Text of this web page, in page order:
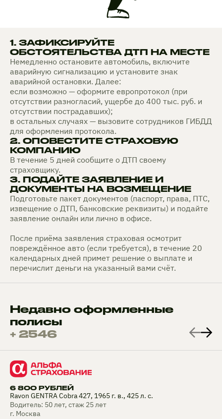
1. ЗАФИКСИРУЙТЕ
ОБСТОЯТЕЛЬСТВА ДТП НА МЕСТЕ
Немедленно остановите автомобиль, включите
аварийную сигнализацию и установите знак
аварийной остановки. Далее:
если возможно — оформите европротокол (при
отсутствии разногласий, ущербе до 400 тыс. руб. и
отсутствии пострадавших);
в остальных случаях — вызовите сотрудников ГИБДД
для оформления протокола.
2. ОПОВЕСТИТЕ СТРАХОВУЮ
КОМПАНИЮ
В течение 5 дней сообщите о ДТП своему
страховщику.
3. ПОДАЙТЕ ЗАЯВЛЕНИЕ И
ДОКУМЕНТЫ НА ВОЗМЕЩЕНИЕ
Подготовьте пакет документов (паспорт, права, ПТС,
извещение о ДТП, банковские реквизиты) и подайте
заявление онлайн или лично в офисе.
После приёма заявления страховая осмотрит
повреждённое авто (если требуется), в течение 20
календарных дней примет решение о выплате и
перечислит деньги на указанный вами счёт.
Недавно оформленные
полисы
+ 2546
6 800 РУБЛЕЙ
Ravon GENTRA Cobra 427, 1965 г. в., 425 л. с.
Водитель: 50 лет, стаж 25 лет
г. Москва